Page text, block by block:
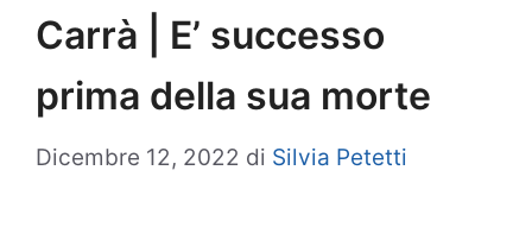
Carrà | E’ successo
prima della sua morte
Dicembre 12, 2022 di Silvia Petetti